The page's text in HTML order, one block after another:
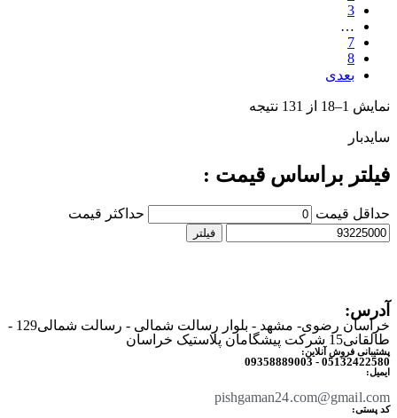
3
…
7
8
بعدی
نمایش 1–18 از 131 نتیجه
سایدبار
فیلتر براساس قیمت :
حداقل قیمت حداکثر قیمت
فیلتر
آدرس:
خراسان رضوی- مشهد - بلوار رسالت شمالی - رسالت شمالی129 -
طالقانی15 شرکت پیشگامان پلاستیک خراسان
پشتیبانی فروش آنلاین:
05132422580 - 09358889003
ایمیل:
pishgaman24.com@gmail.com
کد پستی: